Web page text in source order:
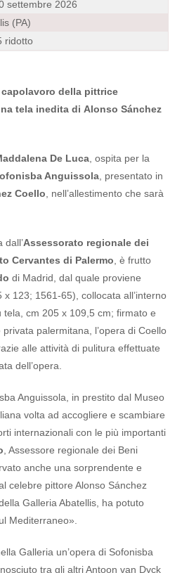
settembre 2026
(PA)
ridotto
capolavoro della pittrice
tela inedita di Alonso Sánchez
De Luca , ospita per la
Anguissola , presentato in
Coello , nell’allestimento che sarà
dall’Assessorato regionale dei
Cervantes di Palermo , è frutto
di Madrid, dal quale proviene
x 123; 1561-65), collocata all’interno
tela, cm 205 x 109,5 cm; firmato e
palermitana, l’opera di Coello
alle attività di pulitura effettuate
dell’opera.
Anguissola, in prestito dal Museo
volta ad accogliere e scambiare
internazionali con le più importanti
, Assessore regionale dei Beni
anche una sorprendente e
celebre pittore Alonso Sánchez
Galleria Abatellis, ha potuto
Mediterraneo».
Galleria un’opera di Sofonisba
tra gli altri Antoon van Dyck